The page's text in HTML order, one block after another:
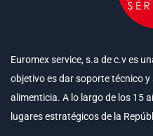
Euromex service, s.a de c.v es
objetivo es dar soporte técnico
alimenticia. A lo largo de los 15
lugares estratégicos de la